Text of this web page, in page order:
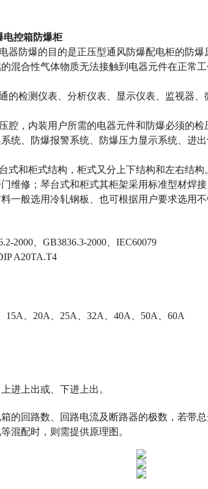
电控箱防爆柜
器防爆的目的是正压型通风防爆配电柜的防
混合性气体物质无法接触到电器元件在正常
的检测仪表、分析仪表、显示仪表、监视器
腔，内装用户所需的电器元件和防爆必须的
统、防爆报警系统、防爆压力显示系统、进
式和柜式结构，柜式又分上下结构和左右结
维修；琴台式和柜式其柜架采用标准型材焊
一般选用冷轧钢板、也可根据用户要求选用不
2000、GB3836.3-2000、IEC60079
A20TA.T4
、20A、25A、32A、40A、50A、60A
进上出或、下进上出。
的回路数、回路电流及断路器的极数，若带
混配时，则需提供原理图。